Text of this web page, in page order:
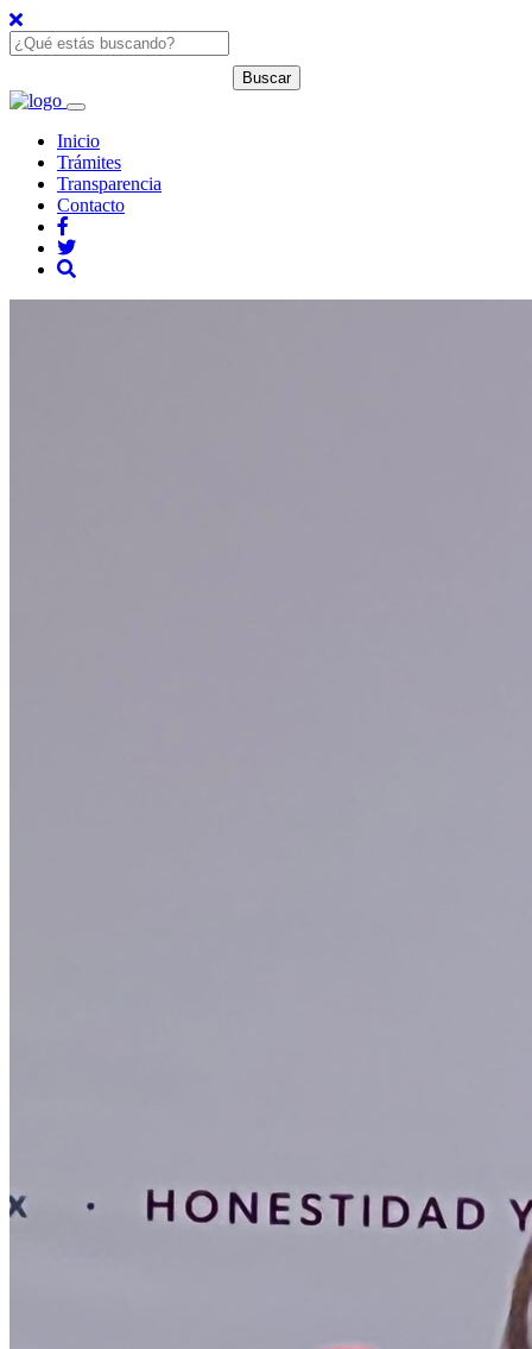
Inicio
Trámites
Transparencia
Contacto